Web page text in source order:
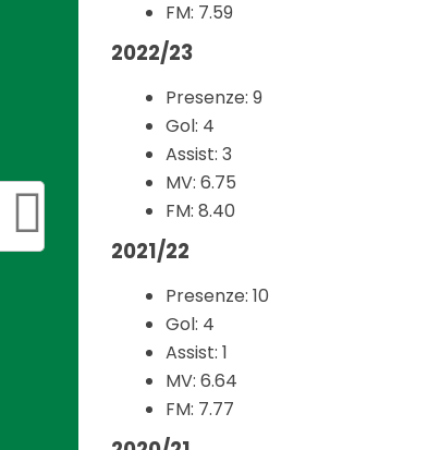
FM: 7.59
2022/23
Presenze: 9
Gol: 4
Assist: 3
MV: 6.75
FM: 8.40
2021/22
Presenze: 10
Gol: 4
Assist: 1
MV: 6.64
FM: 7.77